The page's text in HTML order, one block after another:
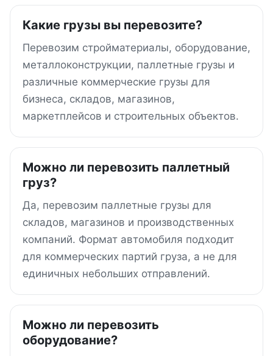
Какие грузы вы перевозите?
Перевозим стройматериалы, оборудование,
металлоконструкции, паллетные грузы и
различные коммерческие грузы для
бизнеса, складов, магазинов,
маркетплейсов и строительных объектов.
Можно ли перевозить паллетный
груз?
Да, перевозим паллетные грузы для
складов, магазинов и производственных
компаний. Формат автомобиля подходит
для коммерческих партий груза, а не для
единичных небольших отправлений.
Можно ли перевозить
оборудование?